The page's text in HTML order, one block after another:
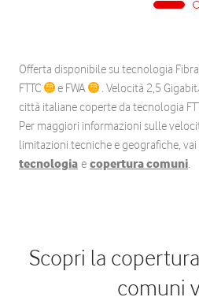
Offerta disponibile su tecnologia Fibra
FTTC
e FWA
. Velocità 2,5
città italiane coperte da tecnologia
Per maggiori informazioni sulle
limitazioni tecniche e geografiche, vai
tecnologia e copertura comuni.
Scopri la
comuni